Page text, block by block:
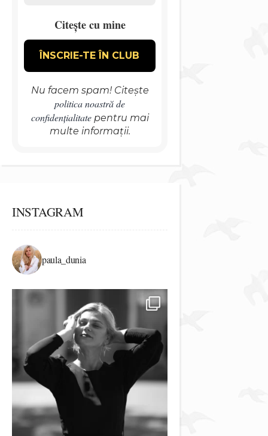
Citește cu mine
Nu facem spam! Citește
politica noastră de
confidențialitatepentru mai
multe informații.
INSTAGRAM
paula_dunia